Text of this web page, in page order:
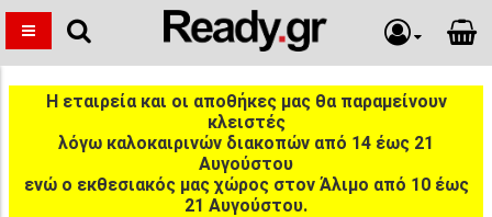
Η εταιρεία και οι αποθήκες μας θα παραμείνουν
κλειστές
λόγω καλοκαιρινών διακοπών από 14 έως 21
Αυγούστου
ενώ ο εκθεσιακός μας χώρος στον Άλιμο από 10 έως
21 Αυγούστου.